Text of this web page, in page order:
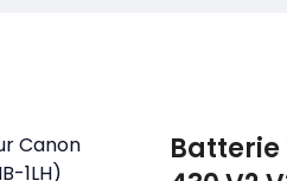
Batterie